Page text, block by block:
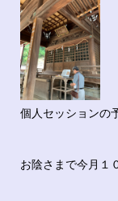
個人セッションの
お陰さまで今月１